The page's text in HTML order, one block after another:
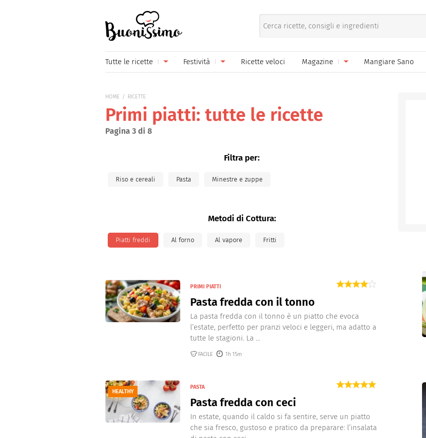
Tutte le ricette
Primi piatti Pane pizza focacce
Secondi piatti
Festività
Carnevale
San Valentino
Ricette veloci Magazine Mangiare Sano
HOME RICETTE
Primi piatti: tutte le ricette
Pagina 3 di 8
Filtra per:
Riso e cereali Pasta Minestre e zuppe
Metodi di Cottura:
Piatti freddi Al forno Al vapore Fritti
PRIMI PIATTI
Pasta fredda con il tonno
La pasta fredda con il tonno è un piatto che evoca
l’estate, perfetto per pranzi veloci e leggeri, ma adatto a
tutte le stagioni. La ...
FACILE 1h 15m
HEALTHY
PASTA
Pasta fredda con ceci
In estate, quando il caldo si fa sentire, serve un piatto
che sia fresco, gustoso e pratico da preparare: l’insalata